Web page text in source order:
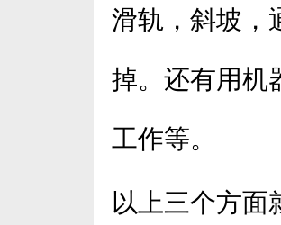
滑轨，斜坡，
掉。还有用机
工作等。
以上三个方面